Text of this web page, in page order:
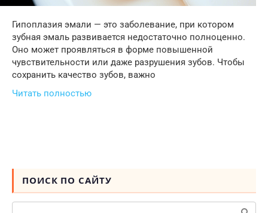
Гипоплазия эмали — это заболевание, при котором
зубная эмаль развивается недостаточно полноценно.
Оно может проявляться в форме повышенной
чувствительности или даже разрушения зубов. Чтобы
сохранить качество зубов, важно
Читать полностью
ПОИСК ПО САЙТУ
Поиск: